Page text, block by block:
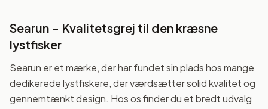
Searun – Kvalitetsgrej til den kræsne
lystfisker
Searun er et mærke, der har fundet sin plads hos mange
dedikerede lystfiskere, der værdsætter solid kvalitet og
gennemtænkt design. Hos os finder du et bredt udvalg